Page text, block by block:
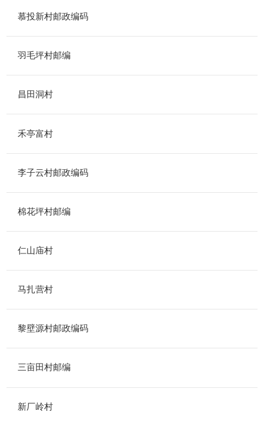
慕投新村邮政编码
羽毛坪村邮编
昌田洞村
禾亭富村
李子云村邮政编码
棉花坪村邮编
仁山庙村
马扎营村
黎壁源村邮政编码
三亩田村邮编
新厂岭村